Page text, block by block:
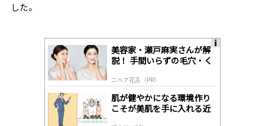
した。
美容家・瀬戸麻実さんが解
説！ 手間いらずの毛穴・く
ニベア花王（PR）
肌が健やかになる環境作り
こそが美肌を手に入れる近